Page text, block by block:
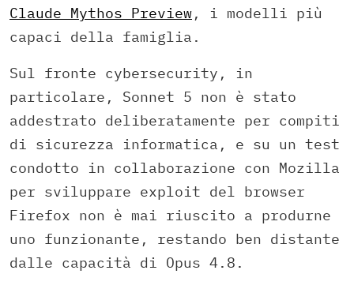
Claude Mythos Preview, i modelli più
capaci della famiglia.
Sul fronte cybersecurity, in
particolare, Sonnet 5 non è stato
addestrato deliberatamente per compiti
di sicurezza informatica, e su un test
condotto in collaborazione con Mozilla
per sviluppare exploit del browser
Firefox non è mai riuscito a produrne
uno funzionante, restando ben distante
dalle capacità di Opus 4.8.